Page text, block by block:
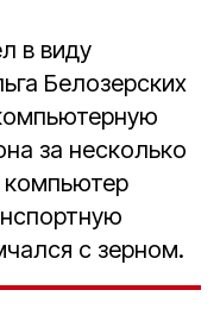
в виду
Белозерских
за несколько
компьютер
с зерном.